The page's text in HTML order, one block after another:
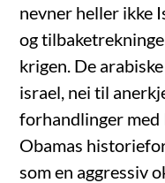
nevner heller ikke
og
krigen. De
israel, nei til
forhandlinger med
Obamas
som en aggressiv